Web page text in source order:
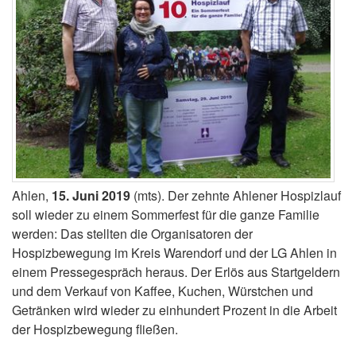
Ahlen, 15. Juni 2019 (mts). Der zehnte Ahlener Hospizlauf
soll wieder zu einem Sommerfest für die ganze Familie
werden: Das stellten die Organisatoren der
Hospizbewegung im Kreis Warendorf und der LG Ahlen in
einem Pressegespräch heraus. Der Erlös aus Startgeldern
und dem Verkauf von Kaffee, Kuchen, Würstchen und
Getränken wird wieder zu einhundert Prozent in die Arbeit
der Hospizbewegung fließen.